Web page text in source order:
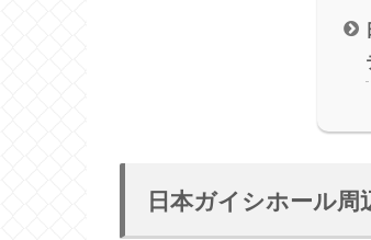
日本ガイシホール周